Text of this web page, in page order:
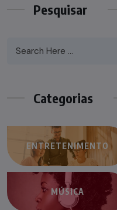
Pesquisar
Categorias
ENTRETENIMENTO
MÚSICA